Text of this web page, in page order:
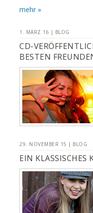
mehr »
1. MÄRZ 16 | BLOG
CD-
BESTEN
29. NOVEMBER 15 | BLOG
EIN KLASSISCHES